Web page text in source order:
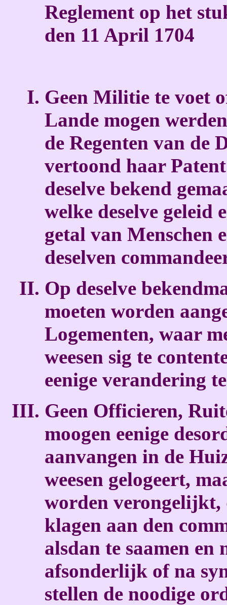
Reglement op het
den 11 April 1704
Geen Militie te voet
Lande mogen
de Regenten van de
vertoond haar
deselve bekend
welke deselve geleid
getal van Menschen
deselven
Op deselve
moeten worden
Logementen, waar
weesen sig te
eenige verandering
Geen Officieren,
moogen eenige
aanvangen in de
weesen gelogeert,
worden verongelijkt,
klagen aan den
alsdan te saamen en
afsonderlijk of na
stellen de noodige